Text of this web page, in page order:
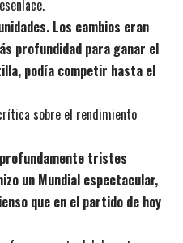
Los cambios eran
profundidad para ganar el
podía competir hasta el
sobre el rendimiento
tristes
un Mundial espectacular,
que en el partido de hoy